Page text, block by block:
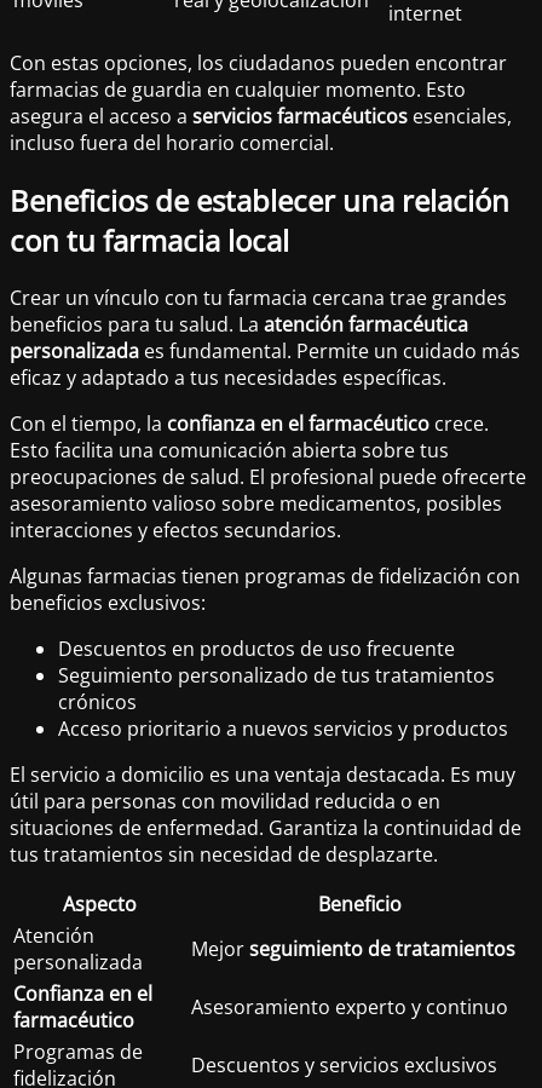
internet
Con estas opciones, los ciudadanos pueden encontrar
farmacias de guardia en cualquier momento. Esto
asegura el acceso a servicios farmacéuticos esenciales,
incluso fuera del horario comercial.
Beneficios de establecer una relación
con tu farmacia local
Crear un vínculo con tu farmacia cercana trae grandes
beneficios para tu salud. La atención farmacéutica
personalizada es fundamental. Permite un cuidado más
eficaz y adaptado a tus necesidades específicas.
Con el tiempo, la confianza en el farmacéutico crece.
Esto facilita una comunicación abierta sobre tus
preocupaciones de salud. El profesional puede ofrecerte
asesoramiento valioso sobre medicamentos, posibles
interacciones y efectos secundarios.
Algunas farmacias tienen programas de fidelización con
beneficios exclusivos:
Descuentos en productos de uso frecuente
Seguimiento personalizado de tus tratamientos
crónicos
Acceso prioritario a nuevos servicios y productos
El servicio a domicilio es una ventaja destacada. Es muy
útil para personas con movilidad reducida o en
situaciones de enfermedad. Garantiza la continuidad de
tus tratamientos sin necesidad de desplazarte.
Aspecto
Beneficio
Atención
personalizada
Mejorseguimiento de tratamientos
Confianza en el
farmacéutico
Asesoramiento experto y continuo
Programas de
fidelización
Descuentos y servicios exclusivos